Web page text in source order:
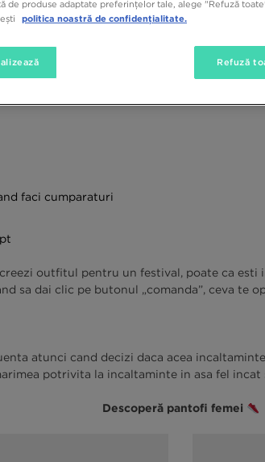
faci cumparaturi
outfitul pentru un festival, poate ca
sa dai clic pe butonul „comanda”, ceva te
atunci cand decizi daca acea
potrivita la incaltaminte in asa fel
Descoperă pantofi femei
de produse adaptate preferințelor tale, alege "Refuză
politica noastră de confidențialitate.
Refuză